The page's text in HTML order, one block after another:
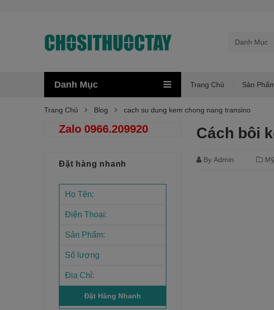
Danh Mục Trang Chủ Sản
Trang Chủ Blog cach su dung kem chong nang transino
Cách bôi
By Admin
Zalo 0966.209920
Đặt hàng nhanh